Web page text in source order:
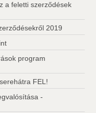
a feletti szerződések
2019
program
FEL!
-